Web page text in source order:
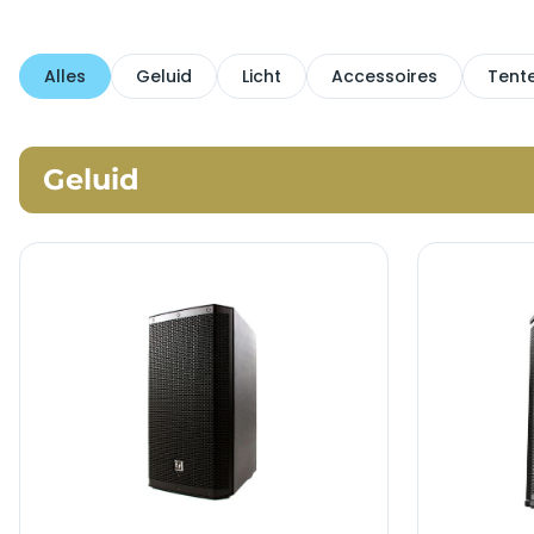
Alles Geluid Licht Accessoires
Geluid